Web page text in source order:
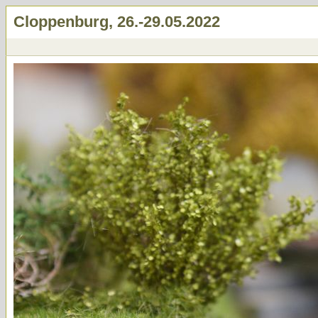
Cloppenburg, 26.-29.05.2022